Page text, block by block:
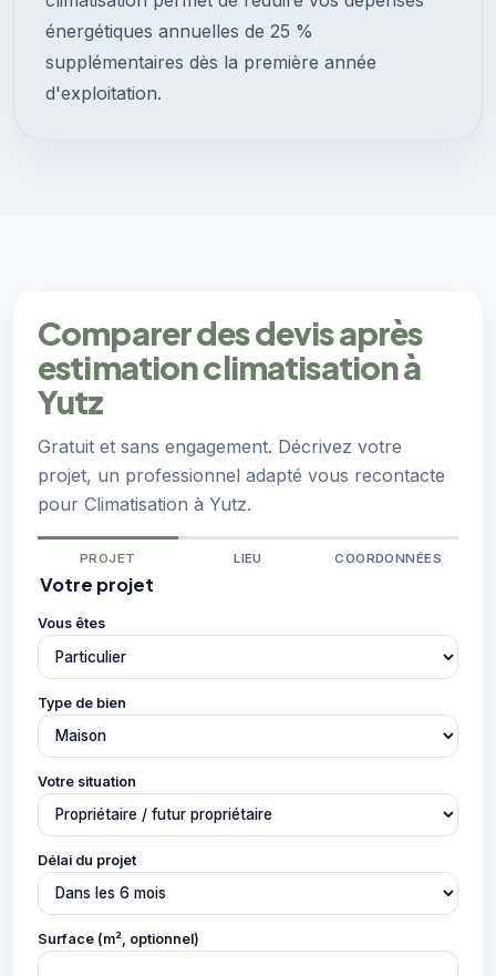
énergétiques annuelles de 25 %
supplémentaires dès la première année
d'exploitation.
Comparer des devis après
estimation climatisation à
Yutz
Gratuit et sans engagement. Décrivez votre
projet, un professionnel adapté vous recontacte
pour Climatisation à Yutz.
PROJET LIEU COORDONNÉES
Votre projet
Vous êtes
Type de bien
Votre situation
Délai du projet
Surface (m², optionnel)